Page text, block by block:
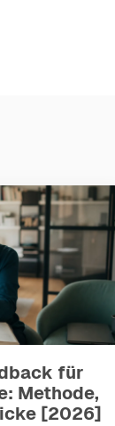
für
Methode,
[2026]